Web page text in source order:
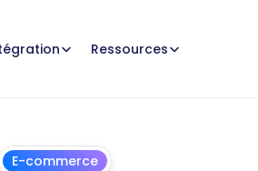
Ressources
E-commerce